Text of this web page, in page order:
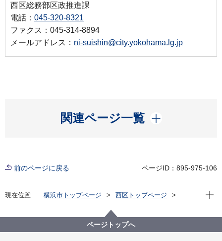
西区総務部区政推進課
電話： 045-320-8321
ファクス：045-314-8894
メールアドレス： ni-suishin@city.yokohama.lg.jp
関連ページ一覧
開く
前のページに戻る ページID：895-975-106
現在位置 横浜市トップページ
西区トップページ
温故知新！西区てくてくスケッチ
温故知新！西区てくてくスケッチ：第五十六回 伊勢山
皇大神宮
現在
ページトップへ